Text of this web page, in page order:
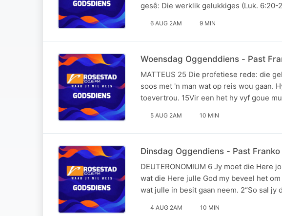
gesê: Die werklik gelukkiges (Luk.
6 AUG 2AM 9 MIN
Woensdag Oggenddiens - Past
MATTEUS 25 Die profetiese rede: die
soos met 'n man wat op reis wou gaan.
toevertrou. 15Vir een het hy vyf goue
5 AUG 2AM 10 MIN
Dinsdag Oggendiens - Past
DEUTERONOMIUM 6 Jy moet die Here
wat die Here julle God my beveel het
wat julle in besit gaan neem. 2“So sal jy
4 AUG 2AM 10 MIN